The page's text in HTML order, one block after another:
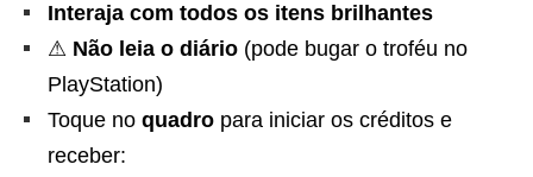
Interaja com todos os itens brilhantes
⚠ Não leia o diário (pode bugar o troféu no
PlayStation)
Toque no quadro para iniciar os créditos e
receber: